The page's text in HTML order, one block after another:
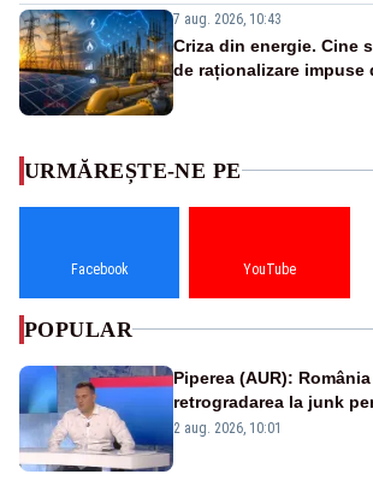
7 aug. 2026, 10:43
Criza din energie. Cine
de raționalizare impuse
URMĂREȘTE-NE PE
Facebook YouTube
POPULAR
Piperea (AUR):
retrogradarea la junk
catastrofă pentru bănci
2 aug. 2026, 10:01